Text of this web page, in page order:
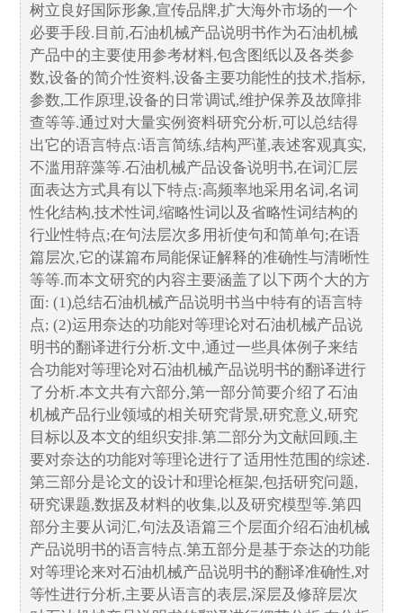
树立良好国际形象,宣传品牌,扩大海外市场的一个
必要手段.目前,石油机械产品说明书作为石油机械
产品中的主要使用参考材料,包含图纸以及各类参
数,设备的简介性资料,设备主要功能性的技术,指标,
参数,工作原理,设备的日常调试,维护保养及故障排
查等等.通过对大量实例资料研究分析,可以总结得
出它的语言特点:语言简练,结构严谨,表述客观真实,
不滥用辞藻等.石油机械产品设备说明书,在词汇层
面表达方式具有以下特点:高频率地采用名词,名词
性化结构,技术性词,缩略性词以及省略性词结构的
行业性特点;在句法层次多用祈使句和简单句;在语
篇层次,它的谋篇布局能保证解释的准确性与清晰性
等等.而本文研究的内容主要涵盖了以下两个大的方
面: (1)总结石油机械产品说明书当中特有的语言特
点; (2)运用奈达的功能对等理论对石油机械产品说
明书的翻译进行分析.文中,通过一些具体例子来结
合功能对等理论对石油机械产品说明书的翻译进行
了分析.本文共有六部分,第一部分简要介绍了石油
机械产品行业领域的相关研究背景,研究意义,研究
目标以及本文的组织安排.第二部分为文献回顾,主
要对奈达的功能对等理论进行了适用性范围的综述.
第三部分是论文的设计和理论框架,包括研究问题,
研究课题,数据及材料的收集,以及研究模型等.第四
部分主要从词汇,句法及语篇三个层面介绍石油机械
产品说明书的语言特点.第五部分是基于奈达的功能
对等理论来对石油机械产品说明书的翻译准确性,对
等性进行分析,主要从语言的表层,深层及修辞层次